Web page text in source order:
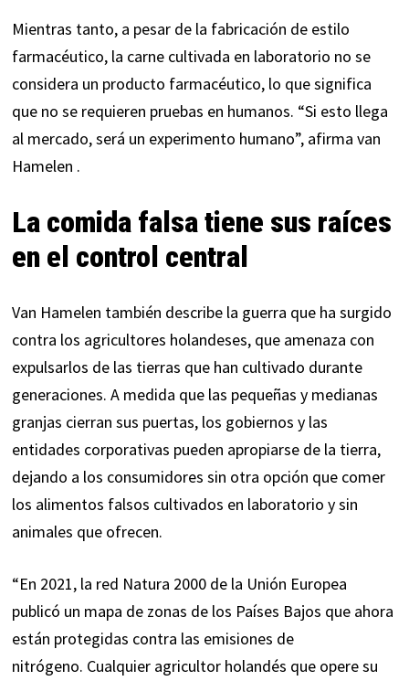
Mientras tanto, a pesar de la fabricación de estilo
farmacéutico, la carne cultivada en laboratorio no se
considera un producto farmacéutico, lo que significa
que no se requieren pruebas en humanos. “Si esto llega
al mercado, será un experimento humano”, afirma van
Hamelen .
La comida falsa tiene sus raíces
en el control central
Van Hamelen también describe la guerra que ha surgido
contra los agricultores holandeses, que amenaza con
expulsarlos de las tierras que han cultivado durante
generaciones. A medida que las pequeñas y medianas
granjas cierran sus puertas, los gobiernos y las
entidades corporativas pueden apropiarse de la tierra,
dejando a los consumidores sin otra opción que comer
los alimentos falsos cultivados en laboratorio y sin
animales que ofrecen.
“En 2021, la red Natura 2000 de la Unión Europea
publicó un mapa de zonas de los Países Bajos que ahora
están protegidas contra las emisiones de
nitrógeno. Cualquier agricultor holandés que opere su